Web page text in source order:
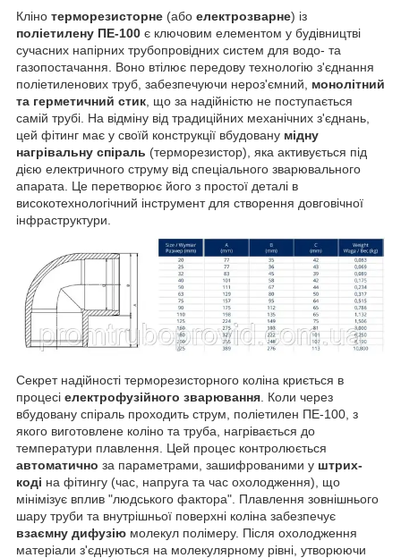
Кліно терморезисторне (або електрозварне) із
поліетилену ПЕ-100 є ключовим елементом у будівництві
сучасних напірних трубопровідних систем для водо- та
газопостачання. Воно втілює передову технологію з'єднання
поліетиленових труб, забезпечуючи нероз'ємний, монолітний
та герметичний стик , що за надійністю не поступається
самій трубі. На відміну від традиційних механічних з'єднань,
цей фітинг має у своїй конструкції вбудовану мідну
нагрівальну спіраль (терморезистор), яка активується під
дією електричного струму від спеціального зварювального
апарата. Це перетворює його з простої деталі в
високотехнологічний інструмент для створення довговічної
інфраструктури.
Секрет надійності терморезисторного коліна криється в
процесі електрофузійного зварювання . Коли через
вбудовану спіраль проходить струм, поліетилен ПЕ-100, з
якого виготовлене коліно та труба, нагрівається до
температури плавлення. Цей процес контролюється
автоматично за параметрами, зашифрованими у штрих-
коді на фітингу (час, напруга та час охолодження), що
мінімізує вплив "людського фактора". Плавлення зовнішнього
шару труби та внутрішньої поверхні коліна забезпечує
взаємну дифузію молекул полімеру. Після охолодження
матеріали з'єднуються на молекулярному рівні, утворюючи